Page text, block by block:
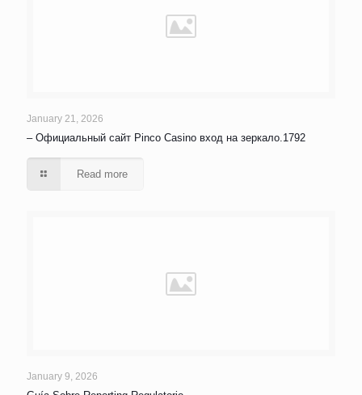
January 21, 2026
– Официальный сайт Pinco Casino вход на зеркало.1792
Read more
January 9, 2026